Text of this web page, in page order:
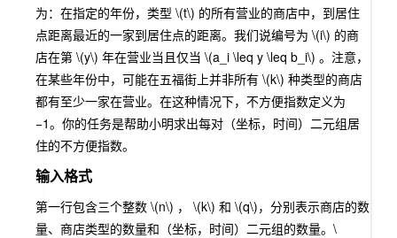
为：在指定的年份，类型 \(t\) 的所有营业的商店中，到居住
点距离最近的一家到居住点的距离。我们说编号为 \(i\) 的商
店在第 \(y\) 年在营业当且仅当 \(a_i \leq y \leq b_i\) 。注意，
在某些年份中，可能在五福街上并非所有 \(k\) 种类型的商店
都有至少一家在营业。在这种情况下，不方便指数定义为
−1。你的任务是帮助小明求出每对（坐标，时间）二元组居
住的不方便指数。
输入格式
第一行包含三个整数 \(n\) ， \(k\) 和 \(q\)，分别表示商店的数
量、商店类型的数量和（坐标，时间）二元组的数量。 \